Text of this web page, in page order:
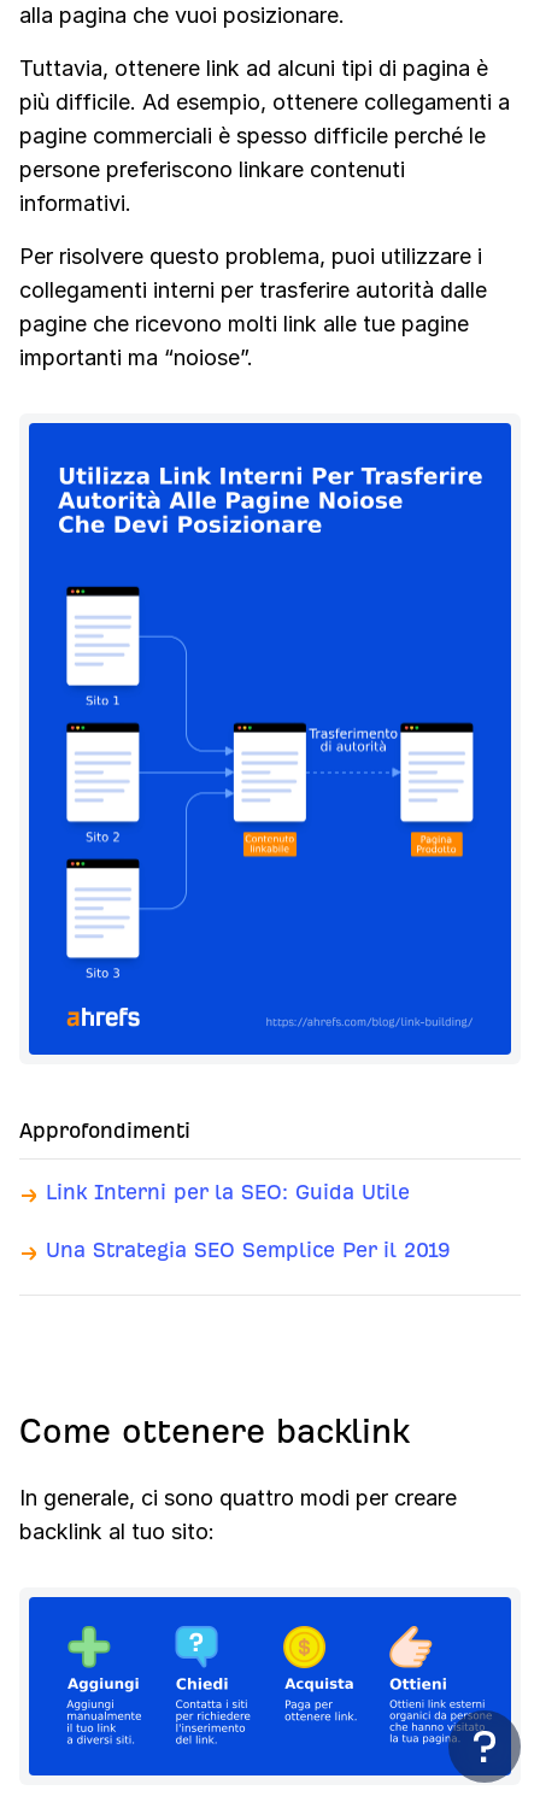
alla pagina che vuoi posizionare.
Tuttavia, ottenere link ad alcuni tipi di pagina è
più difficile. Ad esempio, ottenere collegamenti a
pagine commerciali è spesso difficile perché le
persone preferiscono linkare contenuti
informativi.
Per risolvere questo problema, puoi utilizzare i
collegamenti interni per trasferire autorità dalle
pagine che ricevono molti link alle tue pagine
importanti ma “noiose”.
Approfondimenti
Link Interni per la SEO: Guida Utile
Una Strategia SEO Semplice Per il 2019
Come ottenere backlink
In generale, ci sono quattro modi per creare
backlink al tuo sito: